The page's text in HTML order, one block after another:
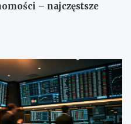
– najczęstsze